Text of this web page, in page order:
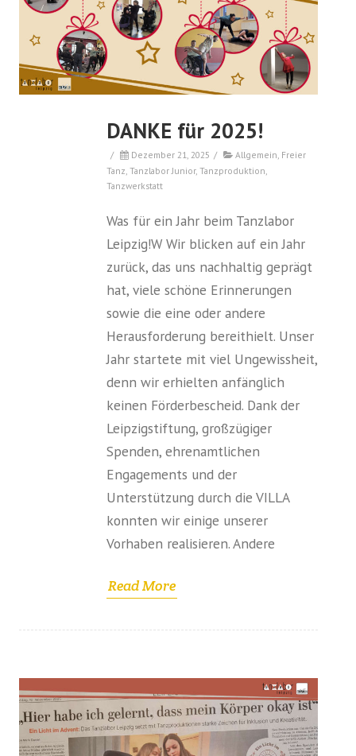
DANKE für 2025!
/ Dezember 21, 2025 / Allgemein, Freier
Tanz, Tanzlabor Junior, Tanzproduktion,
Tanzwerkstatt
Was für ein Jahr beim Tanzlabor
Leipzig!W Wir blicken auf ein Jahr
zurück, das uns nachhaltig geprägt
hat, viele schöne Erinnerungen
sowie die eine oder andere
Herausforderung bereithielt. Unser
Jahr startete mit viel Ungewissheit,
denn wir erhielten anfänglich
keinen Förderbescheid. Dank der
Leipzigstiftung, großzügiger
Spenden, ehrenamtlichen
Engagements und der
Unterstützung durch die VILLA
konnten wir einige unserer
Vorhaben realisieren. Andere
Read More